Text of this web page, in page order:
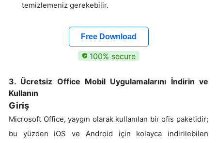
temizlemeniz gerekebilir.
Free Download
100% secure
3. Ücretsiz Office Mobil Uygulamalarını İndirin ve
Kullanın
Giriş
Microsoft Office, yaygın olarak kullanılan bir ofis paketidir;
bu yüzden iOS ve Android için kolayca indirilebilen